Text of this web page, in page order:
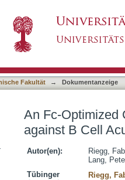
Fakultät → Dokumentanzeige
An Fc-Optimized
against B Cell
Autor(en):
Riegg,
Lang,
Tübinger
Riegg,